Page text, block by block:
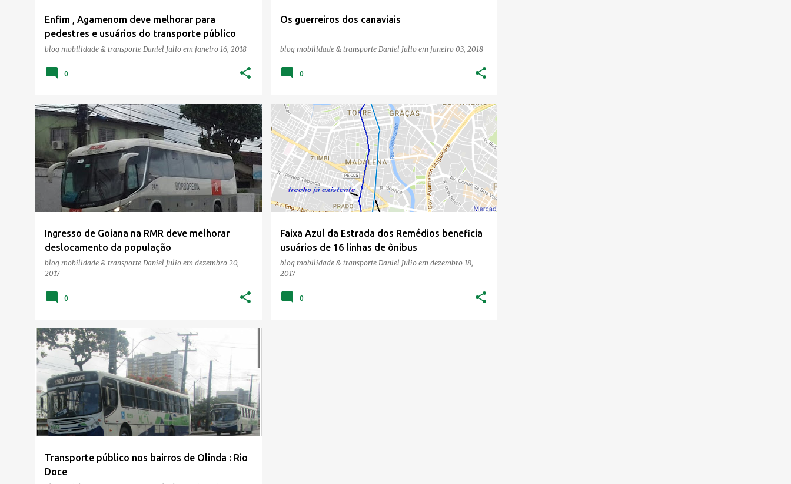
Enfim , Agamenom deve melhorar para
pedestres e usuários do transporte público
blog mobilidade & transporte Daniel Julio em janeiro 16, 2018
0
Os guerreiros dos canaviais
blog mobilidade & transporte Daniel Julio em janeiro 03, 2018
0
Ingresso de Goiana na RMR deve melhorar
deslocamento da população
blog mobilidade & transporte Daniel Julio em dezembro 20,
2017
GOIANA MOBILIDADE TRANSPORTE
0
Faixa Azul da Estrada dos Remédios beneficia
usuários de 16 linhas de ônibus
blog mobilidade & transporte Daniel Julio em dezembro 18,
2017
FAIXA AZUL MOBILIDADE TRANSPORTE
0
Transporte público nos bairros de Olinda : Rio
Doce
BAIRROS DE OLINDA CONORTE